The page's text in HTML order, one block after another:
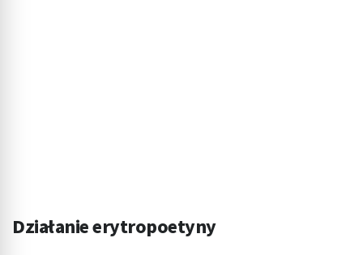
Działanie erytropoetyny